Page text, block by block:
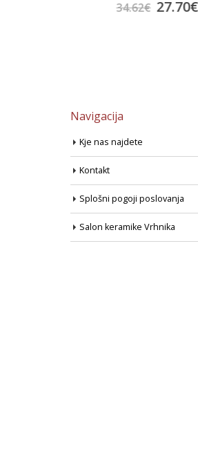
34.62€ 27.70€
Navigacija
Kje nas najdete
Kontakt
Splošni pogoji poslovanja
Salon keramike Vrhnika